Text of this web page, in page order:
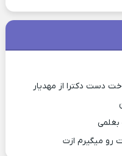
دست دکترا از مهدیار
بغلمی
رو میگیرم ازت